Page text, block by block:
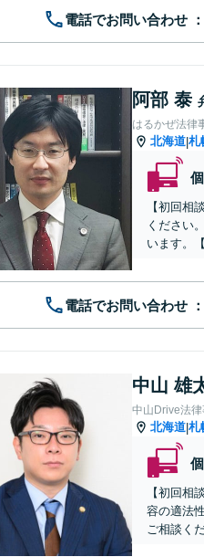
電話でお問い合わせ
阿部 泰
はるかぜ法律
北海道|札
【初回相
ください
います。
電話でお問い合わせ
中山 雄
中山Drive法
北海道|札
【初回相
容の適法
ご相談く